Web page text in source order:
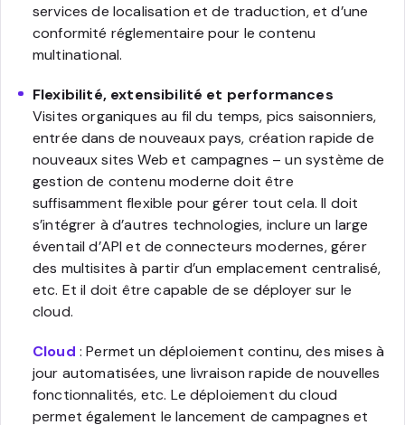
services de localisation et de traduction, et d’une
conformité réglementaire pour le contenu
multinational.
Flexibilité, extensibilité et performances
Visites organiques au fil du temps, pics saisonniers,
entrée dans de nouveaux pays, création rapide de
nouveaux sites Web et campagnes – un système de
gestion de contenu moderne doit être
suffisamment flexible pour gérer tout cela. Il doit
s’intégrer à d’autres technologies, inclure un large
éventail d’API et de connecteurs modernes, gérer
des multisites à partir d’un emplacement centralisé,
etc. Et il doit être capable de se déployer sur le
cloud.
Cloud : Permet un déploiement continu, des mises à
jour automatisées, une livraison rapide de nouvelles
fonctionnalités, etc. Le déploiement du cloud
permet également le lancement de campagnes et